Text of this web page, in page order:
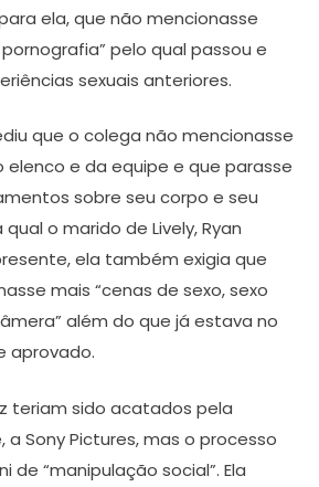
ela, que não mencionasse
pelo qual passou e
sexuais anteriores.
que o colega não mencionasse
elenco e da equipe e que parasse
sobre seu corpo e seu
o marido de Lively, Ryan
ela também exigia que
mais “cenas de sexo, sexo
além do que já estava no
aprovado.
teriam sido acatados pela
Sony Pictures, mas o processo
de “manipulação social”. Ela